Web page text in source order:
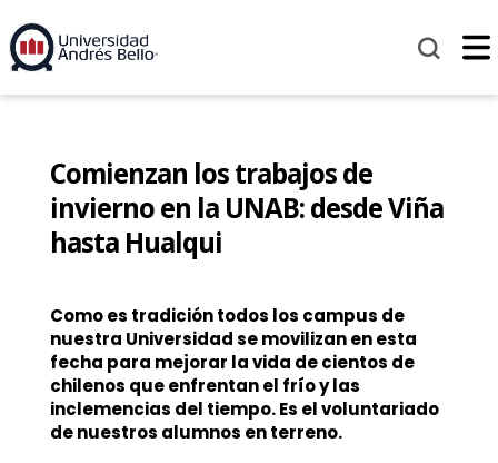
Comienzan los trabajos de
invierno en la UNAB: desde Viña
hasta Hualqui
Como es tradición todos los campus de
nuestra Universidad se movilizan en esta
fecha para mejorar la vida de cientos de
chilenos que enfrentan el frío y las
inclemencias del tiempo. Es el voluntariado
de nuestros alumnos en terreno.